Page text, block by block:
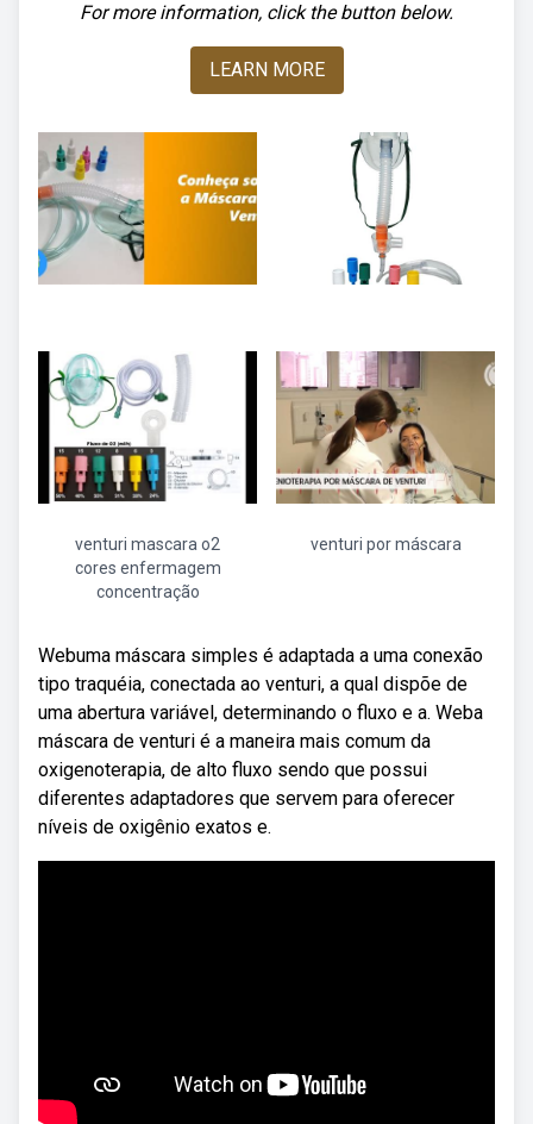
For more information, click the button below.
LEARN MORE
venturi mascara o2
cores enfermagem
concentração
venturi por máscara
Webuma máscara simples é adaptada a uma conexão
tipo traquéia, conectada ao venturi, a qual dispõe de
uma abertura variável, determinando o fluxo e a. Weba
máscara de venturi é a maneira mais comum da
oxigenoterapia, de alto fluxo sendo que possui
diferentes adaptadores que servem para oferecer
níveis de oxigênio exatos e.